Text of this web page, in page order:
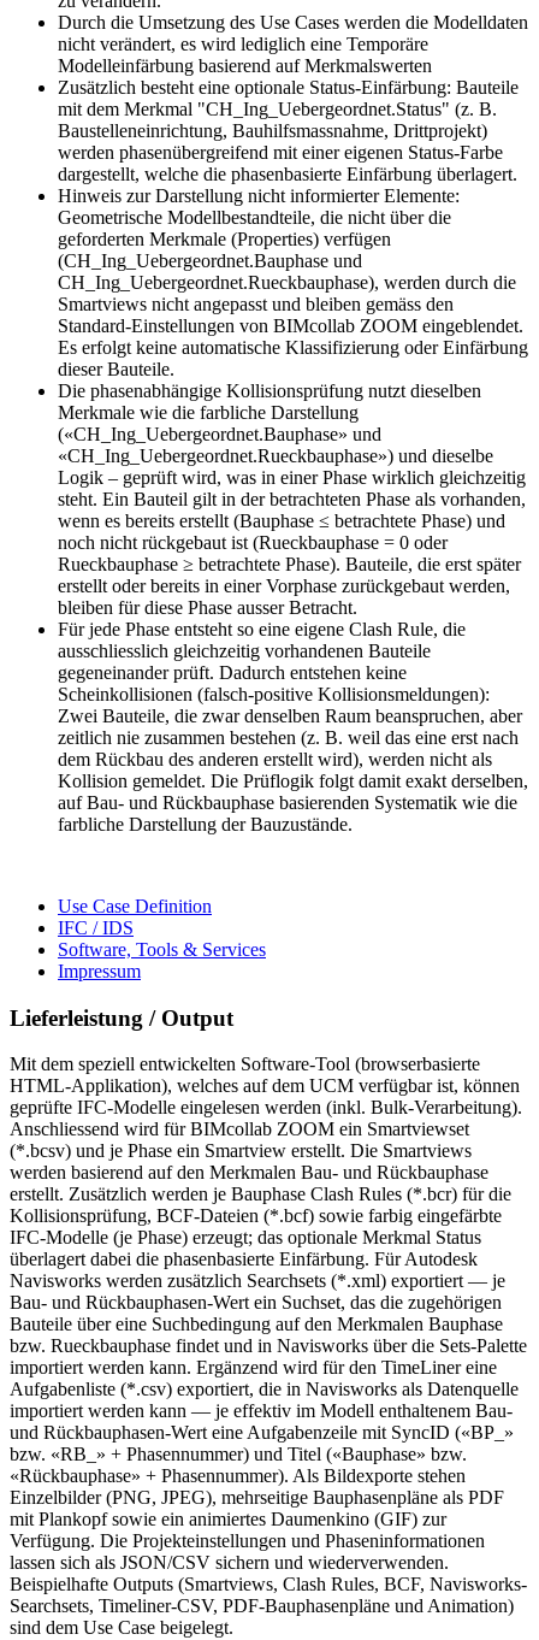
Durch die Umsetzung des Use Cases werden die Modelldaten
nicht verändert, es wird lediglich eine Temporäre
Modelleinfärbung basierend auf Merkmalswerten
Zusätzlich besteht eine optionale Status-Einfärbung: Bauteile
mit dem Merkmal "CH_Ing_Uebergeordnet.Status" (z. B.
Baustelleneinrichtung, Bauhilfsmassnahme, Drittprojekt)
werden phasenübergreifend mit einer eigenen Status-Farbe
dargestellt, welche die phasenbasierte Einfärbung überlagert.
Hinweis zur Darstellung nicht informierter Elemente:
Geometrische Modellbestandteile, die nicht über die
geforderten Merkmale (Properties) verfügen
(CH_Ing_Uebergeordnet.Bauphase und
CH_Ing_Uebergeordnet.Rueckbauphase), werden durch die
Smartviews nicht angepasst und bleiben gemäss den
Standard-Einstellungen von BIMcollab ZOOM eingeblendet.
Es erfolgt keine automatische Klassifizierung oder Einfärbung
dieser Bauteile.
Die phasenabhängige Kollisionsprüfung nutzt dieselben
Merkmale wie die farbliche Darstellung
(«CH_Ing_Uebergeordnet.Bauphase» und
«CH_Ing_Uebergeordnet.Rueckbauphase») und dieselbe
Logik – geprüft wird, was in einer Phase wirklich gleichzeitig
steht. Ein Bauteil gilt in der betrachteten Phase als vorhanden,
wenn es bereits erstellt (Bauphase ≤ betrachtete Phase) und
noch nicht rückgebaut ist (Rueckbauphase = 0 oder
Rueckbauphase ≥ betrachtete Phase). Bauteile, die erst später
erstellt oder bereits in einer Vorphase zurückgebaut werden,
bleiben für diese Phase ausser Betracht.
Für jede Phase entsteht so eine eigene Clash Rule, die
ausschliesslich gleichzeitig vorhandenen Bauteile
gegeneinander prüft. Dadurch entstehen keine
Scheinkollisionen (falsch-positive Kollisionsmeldungen):
Zwei Bauteile, die zwar denselben Raum beanspruchen, aber
zeitlich nie zusammen bestehen (z. B. weil das eine erst nach
dem Rückbau des anderen erstellt wird), werden nicht als
Kollision gemeldet. Die Prüflogik folgt damit exakt derselben,
auf Bau- und Rückbauphase basierenden Systematik wie die
farbliche Darstellung der Bauzustände.
Use Case Definition
IFC / IDS
Software, Tools & Services
Impressum
Lieferleistung / Output
Mit dem speziell entwickelten Software-Tool (browserbasierte
HTML-Applikation), welches auf dem UCM verfügbar ist, können
geprüfte IFC-Modelle eingelesen werden (inkl. Bulk-Verarbeitung).
Anschliessend wird für BIMcollab ZOOM ein Smartviewset
(*.bcsv) und je Phase ein Smartview erstellt. Die Smartviews
werden basierend auf den Merkmalen Bau- und Rückbauphase
erstellt. Zusätzlich werden je Bauphase Clash Rules (*.bcr) für die
Kollisionsprüfung, BCF-Dateien (*.bcf) sowie farbig eingefärbte
IFC-Modelle (je Phase) erzeugt; das optionale Merkmal Status
überlagert dabei die phasenbasierte Einfärbung. Für Autodesk
Navisworks werden zusätzlich Searchsets (*.xml) exportiert — je
Bau- und Rückbauphasen-Wert ein Suchset, das die zugehörigen
Bauteile über eine Suchbedingung auf den Merkmalen Bauphase
bzw. Rueckbauphase findet und in Navisworks über die Sets-Palette
importiert werden kann. Ergänzend wird für den TimeLiner eine
Aufgabenliste (*.csv) exportiert, die in Navisworks als Datenquelle
importiert werden kann — je effektiv im Modell enthaltenem Bau-
und Rückbauphasen-Wert eine Aufgabenzeile mit SyncID («BP_»
bzw. «RB_» + Phasennummer) und Titel («Bauphase» bzw.
«Rückbauphase» + Phasennummer). Als Bildexporte stehen
Einzelbilder (PNG, JPEG), mehrseitige Bauphasenpläne als PDF
mit Plankopf sowie ein animiertes Daumenkino (GIF) zur
Verfügung. Die Projekteinstellungen und Phaseninformationen
lassen sich als JSON/CSV sichern und wiederverwenden.
Beispielhafte Outputs (Smartviews, Clash Rules, BCF, Navisworks-
Searchsets, Timeliner-CSV, PDF-Bauphasenpläne und Animation)
sind dem Use Case beigelegt.